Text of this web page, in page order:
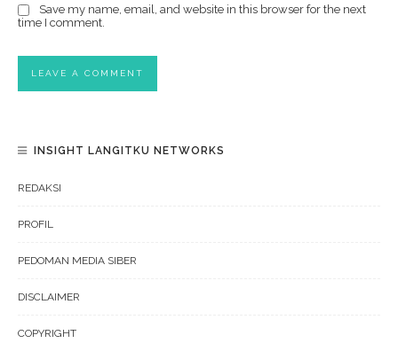
Save my name, email, and website in this browser for the next
time I comment.
INSIGHT LANGITKU NETWORKS
REDAKSI
PROFIL
PEDOMAN MEDIA SIBER
DISCLAIMER
COPYRIGHT